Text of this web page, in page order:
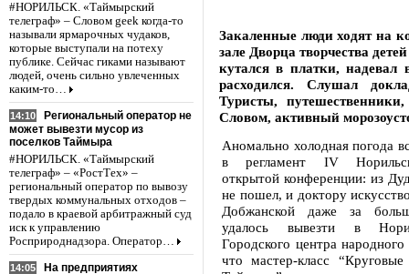
#НОРИЛЬСК. «Таймырский
телеграф» – Словом geek когда-то
называли ярмарочных чудаков,
которые выступали на потеху
публике. Сейчас гиками называют
людей, очень сильно увлеченных
каким-то…
14:10
Региональный оператор не
может вывезти мусор из
поселков Таймыра
#НОРИЛЬСК. «Таймырский
телеграф» – «РостТех» –
региональный оператор по вывозу
твердых коммунальных отходов –
подало в краевой арбитражный суд
иск к управлению
Росприроднадзора. Оператор…
14:05
На предприятиях
Закаленные люди ходят на
зале Дворца творчества
кутался в платки,
расходился. Слушал
Туристы,
Словом, активный
Аномально холодная погода
в регламент IV
открытой конференции: из
не пошел, и доктору
Добжанской даже за
удалось вывезти в
Городского центра народного
что мастер-класс